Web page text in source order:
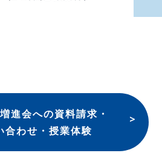
進会への資料請求・
合わせ・授業体験